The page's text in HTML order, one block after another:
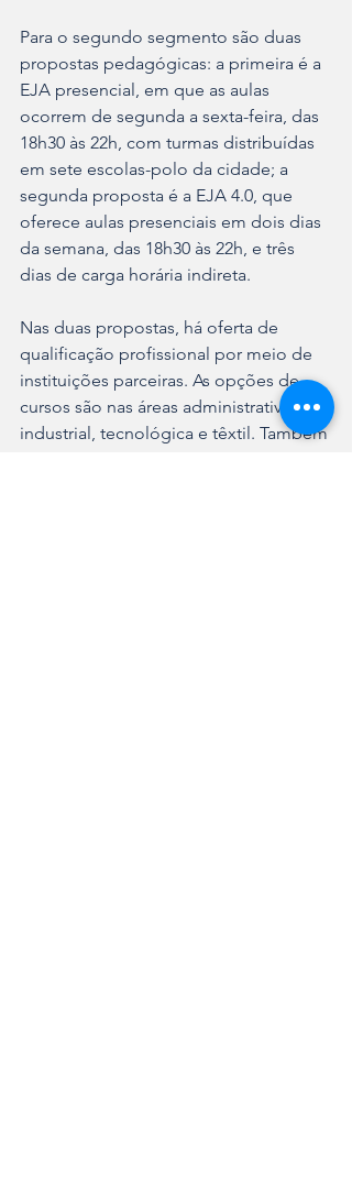
Para o segundo segmento são duas
propostas pedagógicas: a primeira é a
EJA presencial, em que as aulas
ocorrem de segunda a sexta-feira, das
18h30 às 22h, com turmas distribuídas
em sete escolas-polo da cidade; a
segunda proposta é a EJA 4.0, que
oferece aulas presenciais em dois dias
da semana, das 18h30 às 22h, e três
dias de carga horária indireta.
Nas duas propostas, há oferta de
qualificação profissional por meio de
instituições parceiras. As opções de
cursos são nas áreas administrativa,
industrial, tecnológica e têxtil. Também